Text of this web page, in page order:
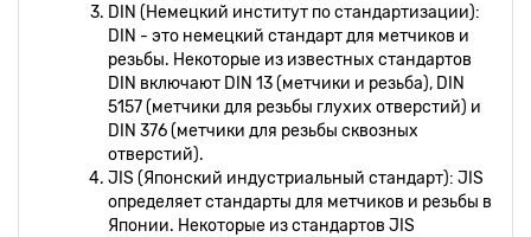
DIN (Немецкий институт по стандартизации):
DIN - это немецкий стандарт для метчиков и
резьбы. Некоторые из известных стандартов
DIN включают DIN 13 (метчики и резьба), DIN
5157 (метчики для резьбы глухих отверстий) и
DIN 376 (метчики для резьбы сквозных
отверстий).
JIS (Японский индустриальный стандарт): JIS
определяет стандарты для метчиков и резьбы в
Японии. Некоторые из стандартов JIS